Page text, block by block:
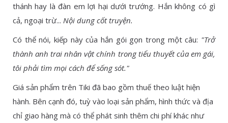
thánh hay là đàn em lợi hại dưới trướng. Hắn không có gì
cả, ngoại trừ... Nội dung cốt truyện.
Có thể nói, kiếp này của hắn gói gọn trong một câu: "Trở
thành anh trai nhân vật chính trong tiểu thuyết của em gái,
tôi phải tìm mọi cách để sống sót."
Giá sản phẩm trên Tiki đã bao gồm thuế theo luật hiện
hành. Bên cạnh đó, tuỳ vào loại sản phẩm, hình thức và địa
chỉ giao hàng mà có thể phát sinh thêm chi phí khác như